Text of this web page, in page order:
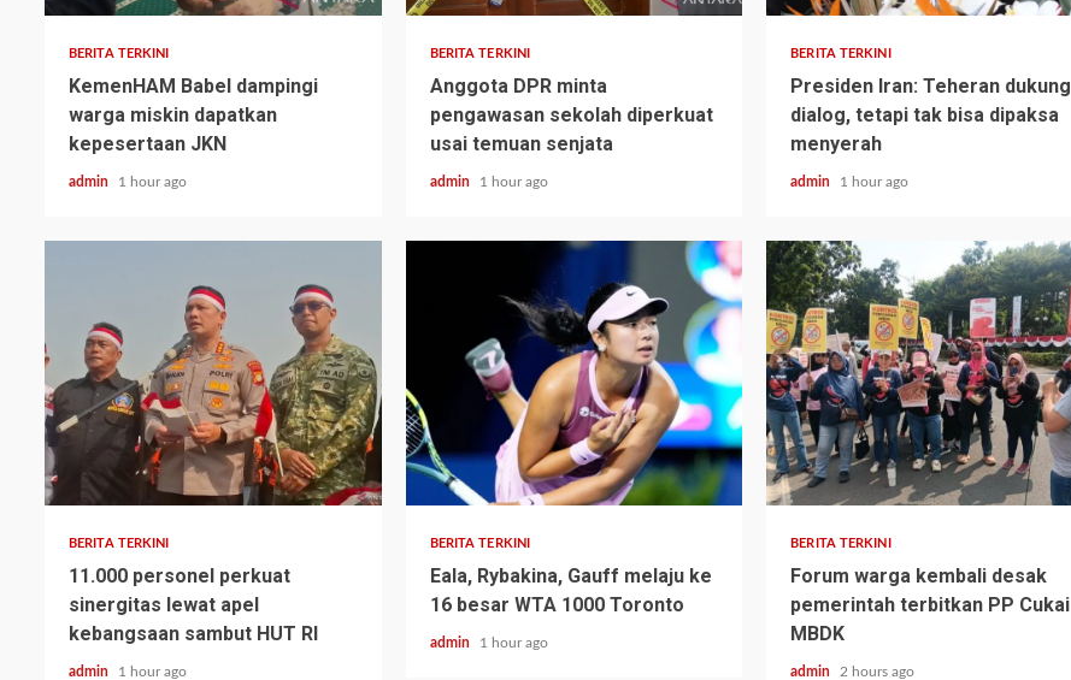
BERITA TERKINI
KemenHAM Babel dampingi
warga miskin dapatkan
kepesertaan JKN
admin 1 hour ago
BERITA TERKINI
Anggota DPR minta
pengawasan sekolah diperkuat
usai temuan senjata
admin 1 hour ago
BERITA TERKINI
Presiden Iran: Teheran dukung
dialog, tetapi tak bisa dipaksa
menyerah
admin 1 hour ago
BERITA TERKINI
11.000 personel perkuat
sinergitas lewat apel
kebangsaan sambut HUT RI
admin 1 hour ago
BERITA TERKINI
Eala, Rybakina, Gauff melaju ke
16 besar WTA 1000 Toronto
admin 1 hour ago
BERITA TERKINI
Forum warga kembali desak
pemerintah terbitkan PP Cukai
MBDK
admin 2 hours ago